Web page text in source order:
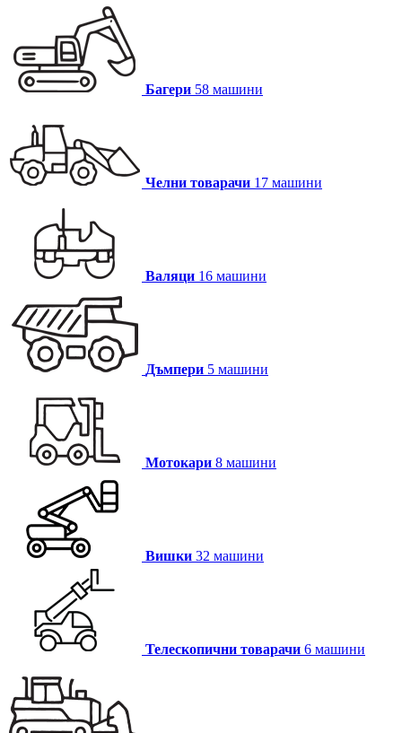
В НАЛИЧНОСТ
Мини багер Zoomlion
Мини багерът ZOOMLION ZE26GU е модерна и компактна
машина, подходяща за строителни и изкопни дейности в
ограничени пространства.
Виж повече
Багери 58 машини
Челни товарачи 17 машини
Валяци 16 машини
Дъмпери 5 машини
Мотокари 8 машини
Вишки 32 машини
Телескопични товарачи 6 машини